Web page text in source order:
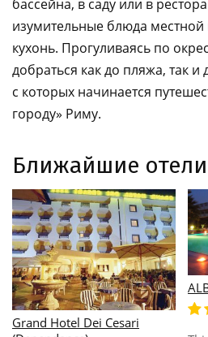
бассейна, в саду или в
изумительные блюда
кухонь. Прогуливаясь по
добраться как до пляжа, так и
с которых начинается
городу» Риму.
Ближайшие отели
Alle Tamerici